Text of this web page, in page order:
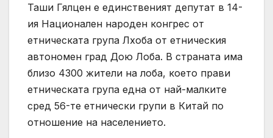
Таши Гялцен е единственият депутат в 14-
ия Национален народен конгрес от
етническата група Лхоба от етническия
автономен град Дою Лоба. В страната има
близо 4300 жители на лоба, което прави
етническата група една от най-малките
сред 56-те етнически групи в Китай по
отношение на населението.